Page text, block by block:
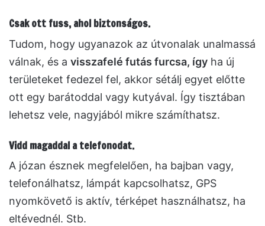
Csak ott fuss, ahol biztonságos.
Tudom, hogy ugyanazok az útvonalak unalmassá
válnak, és a visszafelé futás furcsa, így ha új
területeket fedezel fel, akkor sétálj egyet előtte
ott egy barátoddal vagy kutyával. Így tisztában
lehetsz vele, nagyjából mikre számíthatsz.
Vidd magaddal a telefonodat.
A józan észnek megfelelően, ha bajban vagy,
telefonálhatsz, lámpát kapcsolhatsz, GPS
nyomkövető is aktív, térképet használhatsz, ha
eltévednél. Stb.